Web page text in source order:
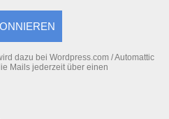
dazu bei Wordpress.com / Automattic
Mails jederzeit über einen